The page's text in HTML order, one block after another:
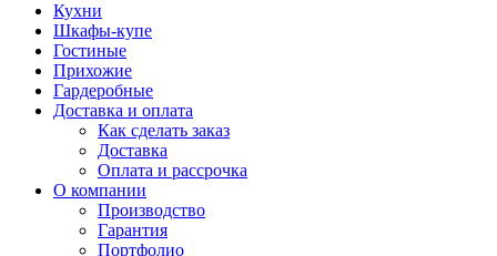
Кухни
Шкафы-купе
Гостиные
Прихожие
Гардеробные
Доставка и оплата
Как сделать заказ
Доставка
Оплата и рассрочка
О компании
Производство
Гарантия
Портфолио